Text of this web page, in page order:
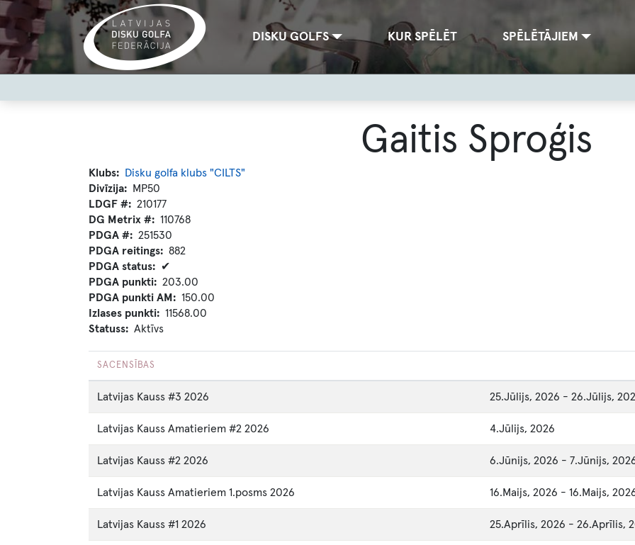
Pārlekt
galveno
saturu
navigationDISKU GOLFS KUR SPĒLĒT SPĒLĒTĀJIEM
menu
Gaitis Sproģis
Klubs
Disku golfa klubs "CILTS"
Divīzija
MP50
LDGF #
210177
DG Metrix #
110768
PDGA #
251530
PDGA reitings
882
PDGA status
✔
PDGA punkti
203.00
PDGA punkti AM
150.00
Izlases punkti
11568.00
Statuss
Aktīvs
SACENSĪBAS
Latvijas Kauss #3 2026 25.Jūlijs, 2026 - 26.Jūlijs,
Latvijas Kauss Amatieriem #2 2026 4.Jūlijs, 2026
Latvijas Kauss #2 2026 6.Jūnijs, 2026 - 7.Jūnijs,
Latvijas Kauss Amatieriem 1.posms 2026 16.Maijs, 2026 - 16.Maijs,
Latvijas Kauss #1 2026 25.Aprīlis, 2026 - 26.Aprīlis,